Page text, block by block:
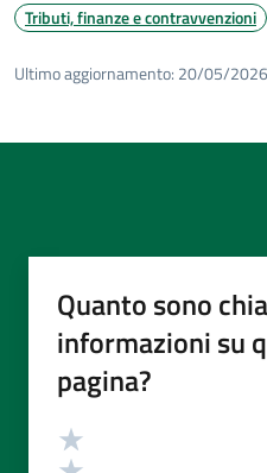
Tributi, finanze e contravvenzioni
Ultimo aggiornamento: 20/05/
Quanto sono
informazioni su
pagina?
Valutazione